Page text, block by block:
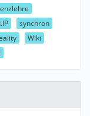
synchron
Wiki